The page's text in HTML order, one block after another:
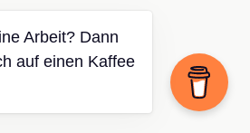
Arbeit? Dann
auf einen Kaffee